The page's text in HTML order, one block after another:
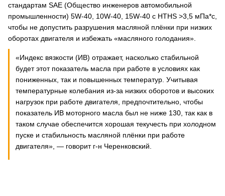
стандартам SAE (Общество инженеров автомобильной
промышленности) 5W-40, 10W-40, 15W-40 с HTHS >3,5 мПа*с,
чтобы не допустить разрушения масляной плёнки при низких
оборотах двигателя и избежать «масляного голодания».
«Индекс вязкости (ИВ) отражает, насколько стабильной
будет этот показатель масла при работе в условиях как
пониженных, так и повышенных температур. Учитывая
температурные колебания из-за низких оборотов и высоких
нагрузок при работе двигателя, предпочтительно, чтобы
показатель ИВ моторного масла был не ниже 130, так как в
таком случае обеспечится хорошая текучесть при холодном
пуске и стабильность масляной плёнки при работе
двигателя», — говорит г-н Черенковский.